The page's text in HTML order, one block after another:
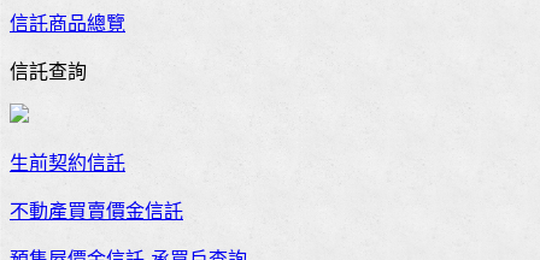
信託商品總覽
信託查詢
生前契約信託
不動產買賣價金信託